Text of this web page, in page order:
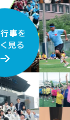
事を
見る